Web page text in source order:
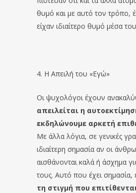
θυμό και με αυτό τον τρόπο,
είχαν ιδιαίτερο θυμό μέσα
4. Η Απειλή του «Εγώ»
Οι ψυχολόγοι έχουν
απειλείται η
εκδηλώνουμε αρκετή
Με άλλα λόγια, σε γενικές
ιδιαίτερη σημασία αν οι
αισθάνονται καλά ή άσχημα
τους. Αυτό που έχει σημασία,
τη στιγμή που